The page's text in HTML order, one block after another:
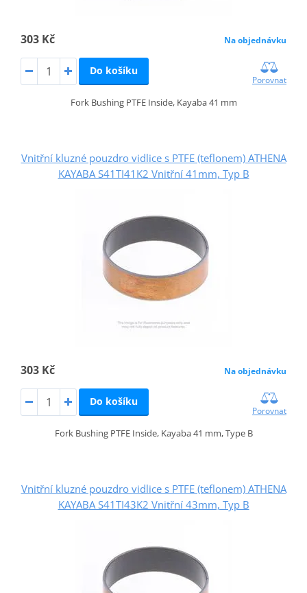
303 Kč Na objednávku
Do košíku
Porovnat
Fork Bushing PTFE Inside, Kayaba 41 mm
Vnitřní kluzné pouzdro vidlice s PTFE (teflonem) ATHENA
KAYABA S41TI41K2 Vnitřní 41mm, Typ B
303 Kč Na objednávku
Do košíku
Porovnat
Fork Bushing PTFE Inside, Kayaba 41 mm, Type B
Vnitřní kluzné pouzdro vidlice s PTFE (teflonem) ATHENA
KAYABA S41TI43K2 Vnitřní 43mm, Typ B